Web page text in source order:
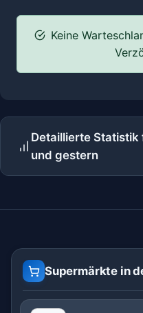
Keine
Detaillierte Statistik
und gestern
Supermärkte in